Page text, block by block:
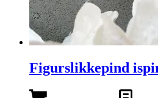
Figurslikkepind